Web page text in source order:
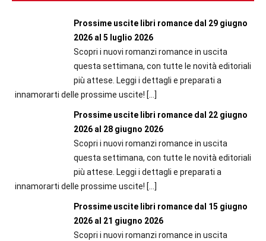
Prossime uscite libri romance dal 29 giugno
2026 al 5 luglio 2026
Scopri i nuovi romanzi romance in uscita
questa settimana, con tutte le novità editoriali
più attese. Leggi i dettagli e preparati a
innamorarti delle prossime uscite! […]
Prossime uscite libri romance dal 22 giugno
2026 al 28 giugno 2026
Scopri i nuovi romanzi romance in uscita
questa settimana, con tutte le novità editoriali
più attese. Leggi i dettagli e preparati a
innamorarti delle prossime uscite! […]
Prossime uscite libri romance dal 15 giugno
2026 al 21 giugno 2026
Scopri i nuovi romanzi romance in uscita